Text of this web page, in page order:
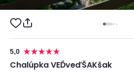
5,0
Chalúpka VEĎveďŠAKšak